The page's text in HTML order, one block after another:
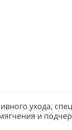
ухода,
и